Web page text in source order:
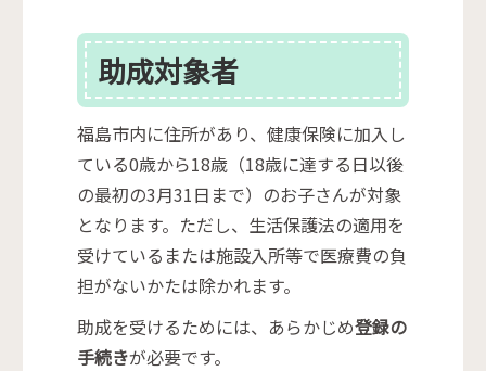
助成対象者
福島市内に住所があり、健康保険に加入し
ている0歳から18歳（18歳に達する日以後
の最初の3月31日まで）のお子さんが対象
となります。ただし、生活保護法の適用を
受けているまたは施設入所等で医療費の負
担がないかたは除かれます。
助成を受けるためには、あらかじめ登録の
手続きが必要です。